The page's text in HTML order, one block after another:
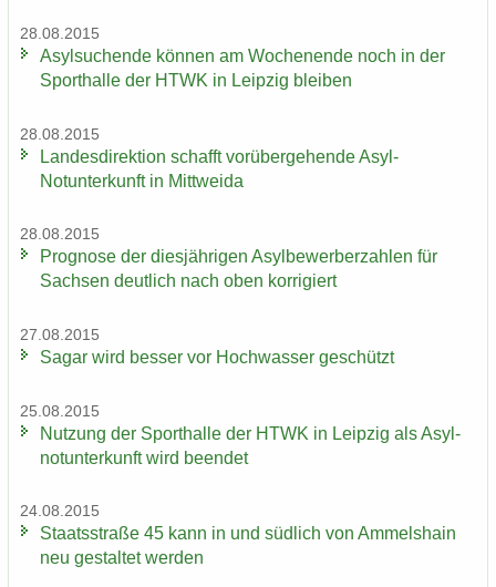
28.08.2015
Asyl­su­chen­de kön­nen am Wo­chen­en­de noch in der
Sport­hal­le der HTWK in Leip­zig blei­ben
28.08.2015
Lan­des­di­rek­ti­on schafft vor­über­ge­hen­de Asyl-​
Notunterkunft in Mitt­wei­da
28.08.2015
Pro­gno­se der dies­jäh­ri­gen Asyl­be­wer­ber­zah­len für
Sach­sen deut­lich nach oben kor­ri­giert
27.08.2015
Sagar wird bes­ser vor Hoch­was­ser ge­schützt
25.08.2015
Nut­zung der Sport­hal­le der HTWK in Leip­zig als Asyl­
not­un­ter­kunft wird be­en­det
24.08.2015
Staats­stra­ße 45 kann in und süd­lich von Am­mels­hain
neu ge­stal­tet wer­den